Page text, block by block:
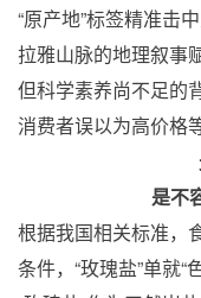
“原产地”标签精准击
拉雅山脉的地理叙事
但科学素养尚不足的
消费者误以为高价格
是不
根据我国相关标准，
条件，“玫瑰盐”单就“